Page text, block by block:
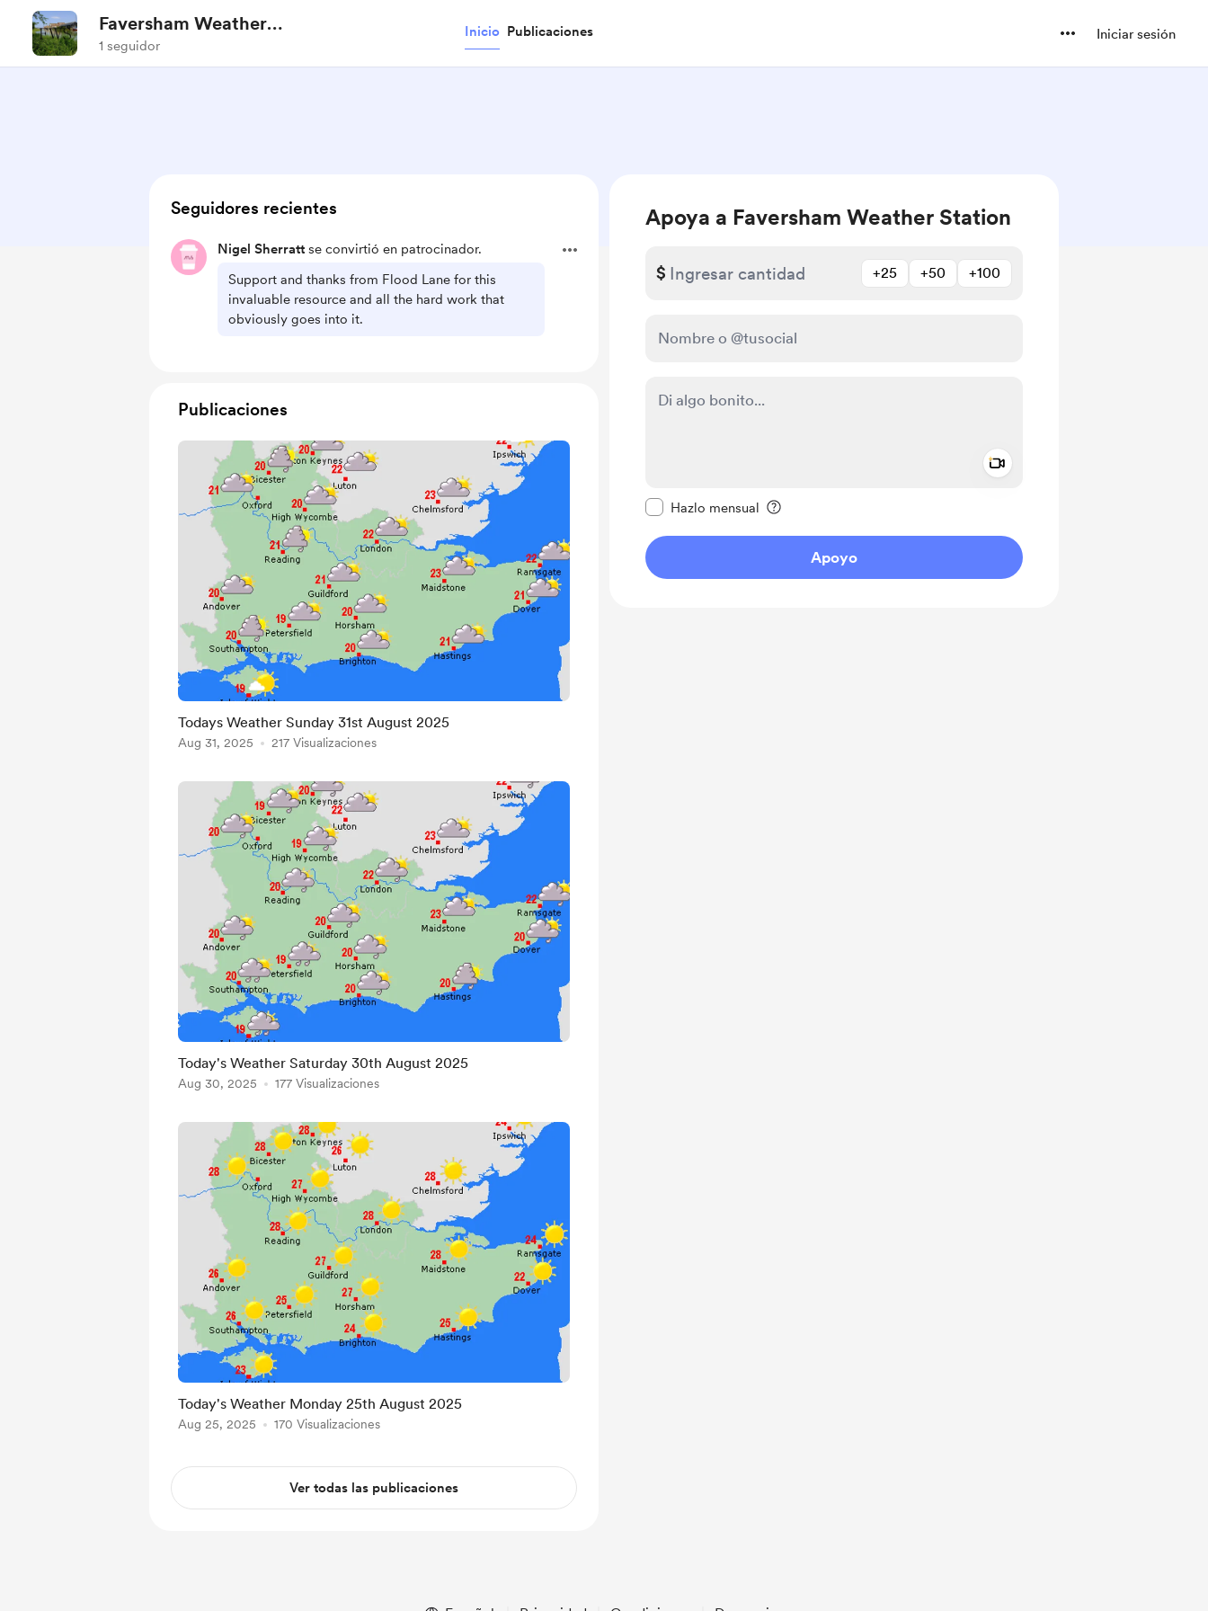
Faversham Weather
Station
1 seguidor
Inicio Publicaciones Iniciar sesión
Apoya a Faversham Weather Station
$ +25 +50 +100
Hazlo mensual
Apoyo
Seguidores recientes
Nigel Sherratt se convirtió en patrocinador.
Support and thanks from Flood Lane for this
invaluable resource and all the hard work that
obviously goes into it.
Publicaciones
Todays Weather Sunday 31st August 2025
Aug 31, 2025 217 Visualizaciones
Today's Weather Saturday 30th August 2025
Aug 30, 2025 177 Visualizaciones
Today's Weather Monday 25th August 2025
Aug 25, 2025 170 Visualizaciones
Ver todas las publicaciones